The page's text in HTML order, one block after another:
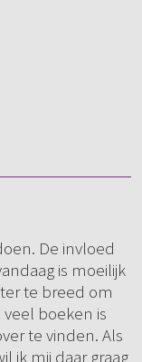
De invloed
is moeilijk
te breed om
boeken is
te vinden. Als
ik mij daar graag